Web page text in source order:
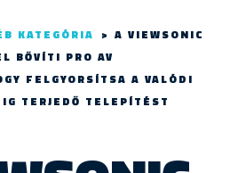
KATEGÓRIA > A VIEWSONIC
BŐVÍTI PRO AV
FELGYORSÍTSA A VALÓDI
TERJEDŐ TELEPÍTÉST